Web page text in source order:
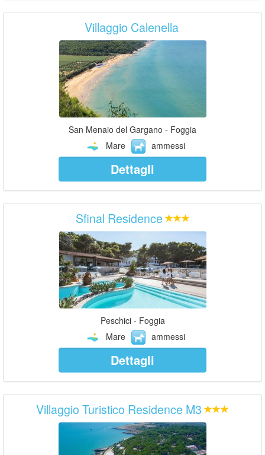
Villaggio Calenella
San Menaio del Gargano - Foggia
Mare
ammessi
Dettagli
Sfinal Residence
Peschici - Foggia
Mare
ammessi
Dettagli
Villaggio Turistico Residence M3